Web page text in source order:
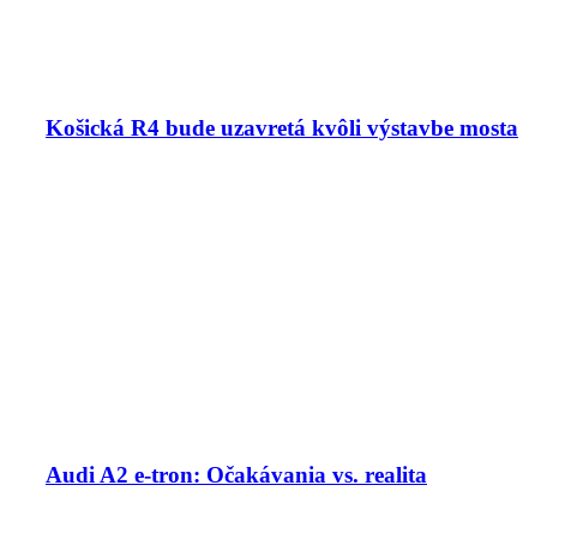
Košická R4 bude uzavretá kvôli výstavbe mosta
Audi A2 e-tron: Očakávania vs. realita